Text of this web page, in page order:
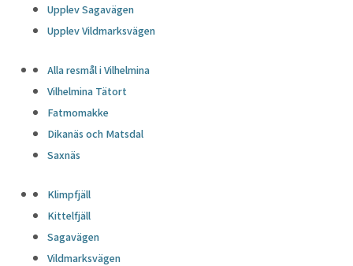
Upplev Sagavägen
Upplev Vildmarksvägen
Alla resmål i Vilhelmina
Vilhelmina Tätort
Fatmomakke
Dikanäs och Matsdal
Saxnäs
Klimpfjäll
Kittelfjäll
Sagavägen
Vildmarksvägen